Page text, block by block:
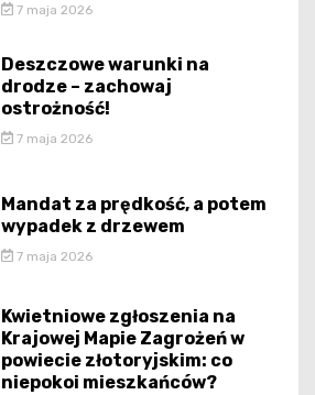
7 maja 2026
Deszczowe warunki na
drodze – zachowaj
ostrożność!
7 maja 2026
Mandat za prędkość, a potem
wypadek z drzewem
7 maja 2026
Kwietniowe zgłoszenia na
Krajowej Mapie Zagrożeń w
powiecie złotoryjskim: co
niepokoi mieszkańców?